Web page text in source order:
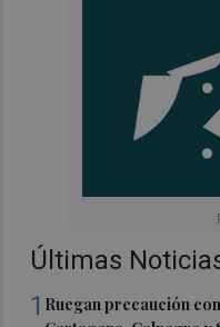
Últimas
1 Ruegan precaución